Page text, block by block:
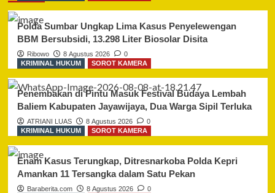
Polda Sumbar Ungkap Lima Kasus Penyelewengan
BBM Bersubsidi, 13.298 Liter Biosolar Disita
Ribowo 8 Agustus 2026
0
KRIMINAL HUKUM
SOROT KAMERA
Penembakan di Pintu Masuk Festival Budaya Lembah
Baliem Kabupaten Jayawijaya, Dua Warga Sipil Terluka
ATRIANI LUAS 8 Agustus 2026
0
KRIMINAL HUKUM
SOROT KAMERA
Enam Kasus Terungkap, Ditresnarkoba Polda Kepri
Amankan 11 Tersangka dalam Satu Pekan
Baraberita.com 8 Agustus 2026
0